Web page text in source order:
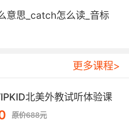
意思_catch怎么读_音标
更多课程>
北美外教试听体验课
原价688元